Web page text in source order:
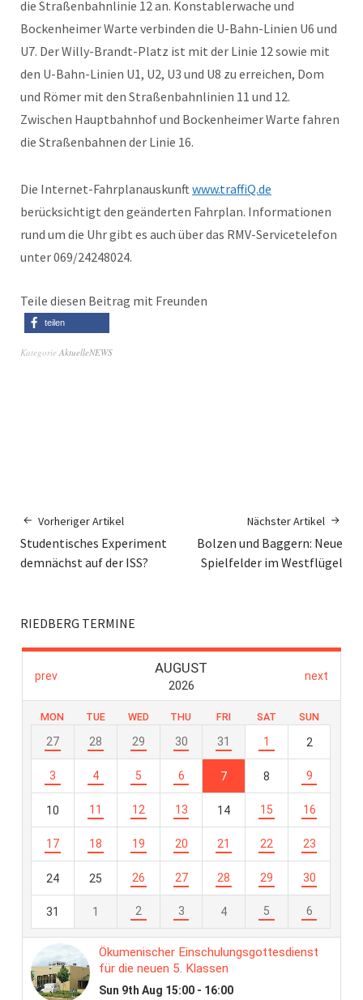
die Straßenbahnlinie 12 an. Konstablerwache und
Bockenheimer Warte verbinden die U-Bahn-Linien U6 und
U7. Der Willy-Brandt-Platz ist mit der Linie 12 sowie mit
den U-Bahn-Linien U1, U2, U3 und U8 zu erreichen, Dom
und Römer mit den Straßenbahnlinien 11 und 12.
Zwischen Hauptbahnhof und Bockenheimer Warte fahren
die Straßenbahnen der Linie 16.
Die Internet-Fahrplanauskunftwww.traffiQ.de
berücksichtigt den geänderten Fahrplan. Informationen
rund um die Uhr gibt es auch über das RMV-Servicetelefon
unter 069/24248024.
Teile diesen Beitrag mit Freunden
teilen
Kategorie AktuelleNEWS
Vorheriger Artikel
Studentisches Experiment
demnächst auf der ISS?
Nächster Artikel
Bolzen und Baggern: Neue
Spielfelder im Westflügel
RIEDBERG TERMINE